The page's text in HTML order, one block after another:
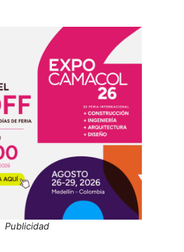
Publicidad